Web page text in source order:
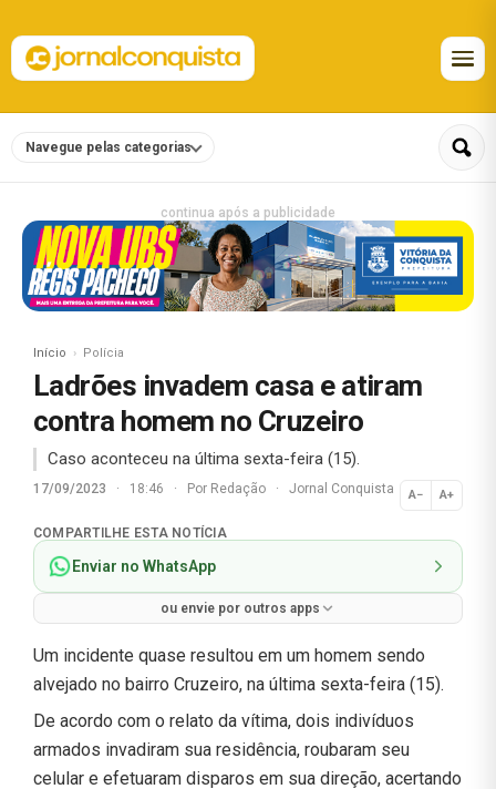
Navegue pelas categorias
continua após a publicidade
Início Polícia
Ladrões invadem casa e atiram
contra homem no Cruzeiro
Caso aconteceu na última sexta-feira (15).
17/09/2023 · 18:46 · Por Redação · Jornal Conquista A− A+
Normal
COMPARTILHE ESTA NOTÍCIA
Enviar no WhatsApp
ou envie por outros apps
Um incidente quase resultou em um homem sendo
alvejado no bairro Cruzeiro, na última sexta-feira (15).
De acordo com o relato da vítima, dois indivíduos
armados invadiram sua residência, roubaram seu
celular e efetuaram disparos em sua direção, acertando